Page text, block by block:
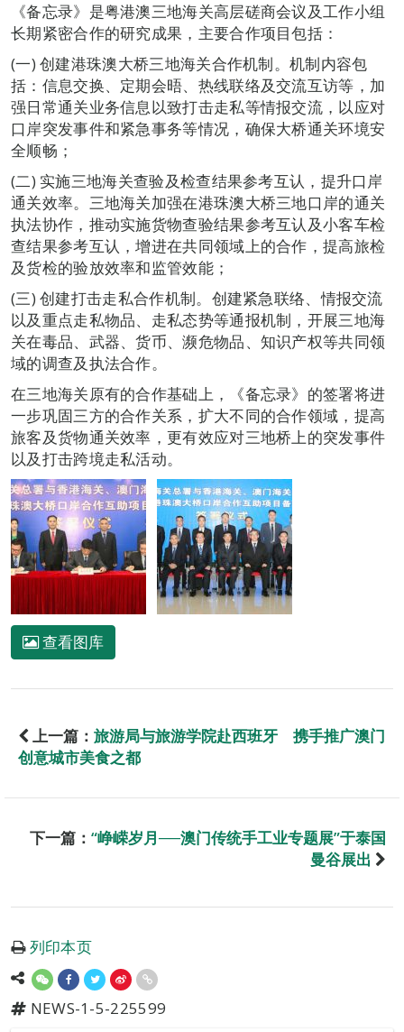
《备忘录》是粤港澳三地海关高层磋商会议及工作小组
长期紧密合作的研究成果，主要合作项目包括：
(一) 创建港珠澳大桥三地海关合作机制。机制内容包
括：信息交换、定期会晤、热线联络及交流互访等，加
强日常通关业务信息以致打击走私等情报交流，以应对
口岸突发事件和紧急事务等情况，确保大桥通关环境安
全顺畅；
(二) 实施三地海关查验及检查结果参考互认，提升口岸
通关效率。三地海关加强在港珠澳大桥三地口岸的通关
执法协作，推动实施货物查验结果参考互认及小客车检
查结果参考互认，增进在共同领域上的合作，提高旅检
及货检的验放效率和监管效能；
(三) 创建打击走私合作机制。创建紧急联络、情报交流
以及重点走私物品、走私态势等通报机制，开展三地海
关在毒品、武器、货币、濒危物品、知识产权等共同领
域的调查及执法合作。
在三地海关原有的合作基础上，《备忘录》的签署将进
一步巩固三方的合作关系，扩大不同的合作领域，提高
旅客及货物通关效率，更有效应对三地桥上的突发事件
以及打击跨境走私活动。
查看图库
上一篇： 旅游局与旅游学院赴西班牙 携手推广澳门
创意城市美食之都
下一篇： “峥嵘岁月──澳门传统手工业专题展”于泰国
曼谷展出
列印本页
NEWS-1-5-225599